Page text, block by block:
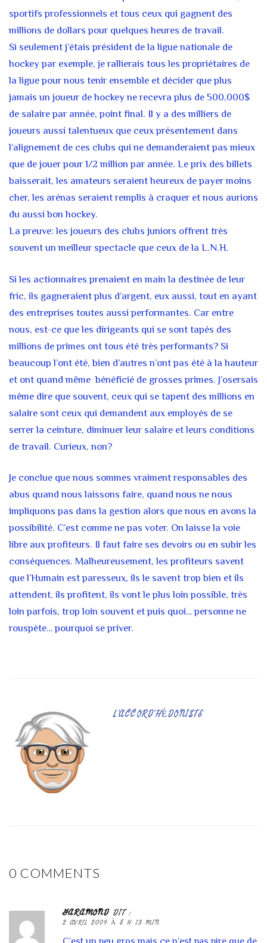
sportifs professionnels et tous ceux qui gagnent des
millions de dollars pour quelques heures de travail.
Si seulement j’étais président de la ligue nationale de
hockey par exemple, je rallierais tous les propriétaires de
la ligue pour nous tenir ensemble et décider que plus
jamais un joueur de hockey ne recevra plus de 500,000$
de salaire par année, point final. Il y a des milliers de
joueurs aussi talentueux que ceux présentement dans
l’alignement de ces clubs qui ne demanderaient pas mieux
que de jouer pour 1/2 million par année. Le prix des billets
baisserait, les amateurs seraient heureux de payer moins
cher, les arénas seraient remplis à craquer et nous aurions
du aussi bon hockey.
La preuve: les joueurs des clubs juniors offrent très
souvent un meilleur spectacle que ceux de la L.N.H.
Si les actionnaires prenaient en main la destinée de leur
fric, ils gagneraient plus d’argent, eux aussi, tout en ayant
des entreprises toutes aussi performantes. Car entre
nous, est-ce que les dirigeants qui se sont tapés des
millions de primes ont tous été très performants? Si
beaucoup l’ont été, bien d’autres n’ont pas été à la hauteur
et ont quand même bénéficié de grosses primes. J’osersais
même dire que souvent, ceux qui se tapent des millions en
salaire sont ceux qui demandent aux employés de se
serrer la ceinture, diminuer leur salaire et leurs conditions
de travail. Curieux, non?
Je conclue que nous sommes vraiment responsables des
abus quand nous laissons faire, quand nous ne nous
impliquons pas dans la gestion alors que nous en avons la
possibilité. C’est comme ne pas voter. On laisse la voie
libre aux profiteurs. Il faut faire ses devoirs ou en subir les
conséquences. Malheureusement, les profiteurs savent
que l’Humain est paresseux, ils le savent trop bien et ils
attendent, ils profitent, ils vont le plus loin possible, très
loin parfois, trop loin souvent et puis quoi… personne ne
rouspète… pourquoi se priver.
L'ACCORD'HÉDONISTE
0 COMMENTS
GARAMOND DIT :
2 AVRIL 2009 À 8 H 13 MIN